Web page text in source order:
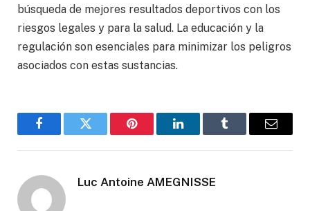
búsqueda de mejores resultados deportivos con los
riesgos legales y para la salud. La educación y la
regulación son esenciales para minimizar los peligros
asociados con estas sustancias.
FacebookTwitter Pinterest LinkedInTumblr Email
Luc Antoine AMEGNISSE